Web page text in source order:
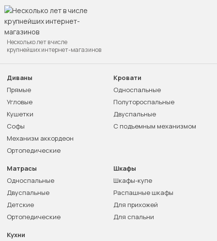
Несколько лет в числе
крупнейших интернет-магазинов
Диваны
Прямые
Угловые
Кушетки
Софы
Механизм аккордеон
Ортопедические
Кровати
Односпальные
Полутороспальные
Двуспальные
С подъемным механизмом
Матрасы
Односпальные
Двуспальные
Детские
Ортопедические
Шкафы
Шкафы-купе
Распашные шкафы
Для прихожей
Для спальни
Кухни